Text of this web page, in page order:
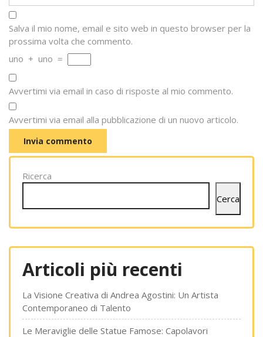
Salva il mio nome, email e sito web in questo browser per la
prossima volta che commento.
uno + uno =
Avvertimi via email in caso di risposte al mio commento.
Avvertimi via email alla pubblicazione di un nuovo articolo.
Ricerca
Cerca
Articoli più recenti
La Visione Creativa di Andrea Agostini: Un Artista
Contemporaneo di Talento
Le Meraviglie delle Statue Famose: Capolavori